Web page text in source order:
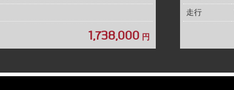
1,738,000 円
走行